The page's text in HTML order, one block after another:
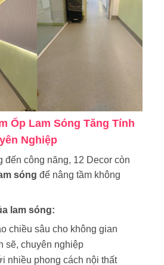
Ốp Lam Sóng Tăng Tính
Nghiệp
đến công năng, 12 Decor còn
sóng để nâng tầm không
lam sóng:
chiều sâu cho không gian
sẽ, chuyên nghiệp
nhiều phong cách nội thất